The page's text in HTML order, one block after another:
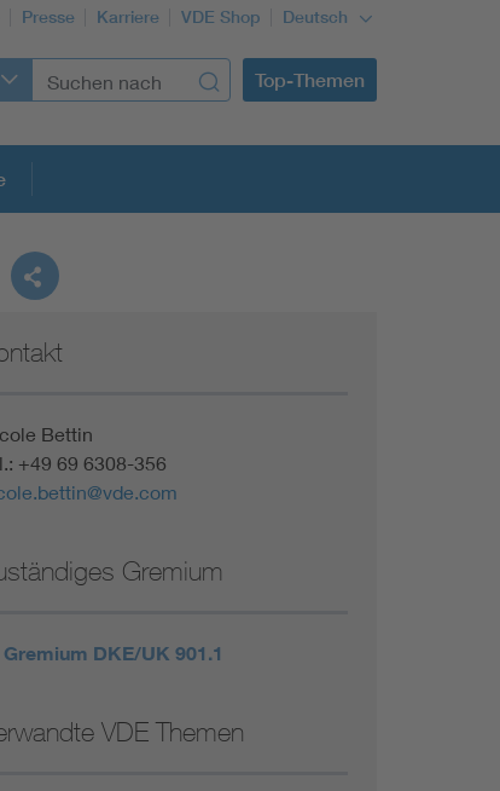
Presse Karriere VDE Shop Deutsch
Top-Themen
Sicherheit schützt den Menschen
im Wachstum
und Betrieb von Mini-PV-Anlagen
Bettin
+49 69 6308-356
Gremium
Gremium DKE/UK 901.1
VDE Themen